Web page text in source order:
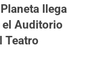
llega
Auditorio
Teatro